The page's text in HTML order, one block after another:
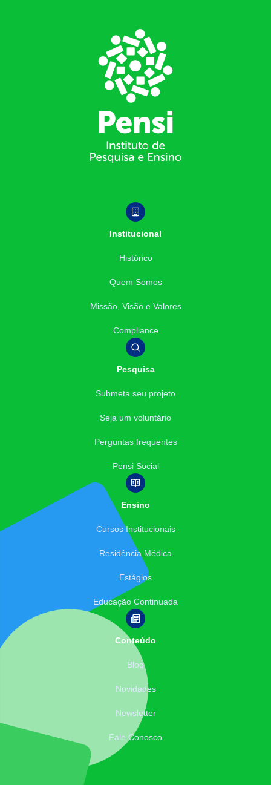
Institucional
Histórico
Quem Somos
Missão, Visão e Valores
Compliance
Pesquisa
Submeta seu projeto
Seja um voluntário
Perguntas frequentes
Pensi Social
Ensino
Cursos Institucionais
Residência Médica
Estágios
Educação Continuada
Conteúdo
Blog
Novidades
Newsletter
Fale Conosco